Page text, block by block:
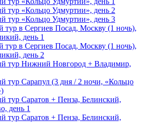
тур «Кольцо Удмуртии», день 2
тур «Кольцо Удмуртии», день 3
тур в Сергиев Посад, Москву (1 ночь),
день 1
тур в Сергиев Посад, Москву (1 ночь),
день 2
тур Нижний Новгород + Владимир,
тур Сарапул (3 дня / 2 ночи, «Кольцо
тур Саратов + Пенза, Белинский,
день 1
тур Саратов + Пенза, Белинский,